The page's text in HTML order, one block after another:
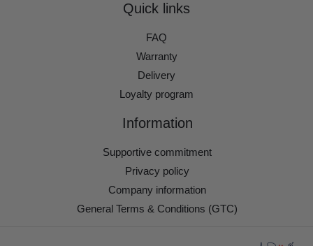
Quick links
FAQ
Warranty
Delivery
Loyalty program
Information
Supportive commitment
Privacy policy
Company information
General Terms & Conditions (GTC)